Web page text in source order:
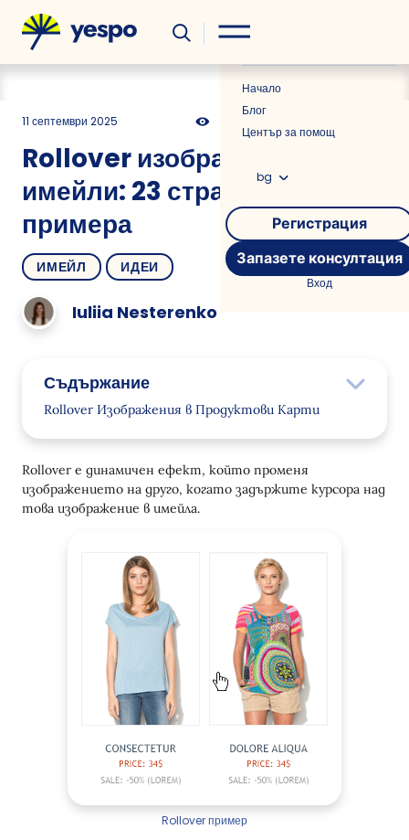
Новини
Начало
Блог
Център за помощ
bg
Регистрация
Запазете консултация
Вход
11 септември 2025
ИМЕЙЛ ИДЕИ
Rollover изображения в
имейли: 23 страхотни
примера
Iuliia Nesterenko
Съдържание
Rollover Изображения в Продуктови Карти
Rollover ефект в текстови блокове
Дизайн на Rollover за Банери
Rollover Бутони
Рололоувър ефект с всеки имейл елемент
Как да добавите ефект на задържане в
редактора
Оптимизация за мобилни устройства
Rollover е динамичен ефект, който променя
изображението на друго, когато задържите курсора над
това изображение в имейла.
Rollover пример